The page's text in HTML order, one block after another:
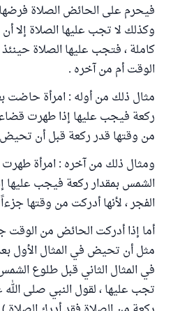
فيحرم على الحائض الصلاة فرضها
وكذلك لا تجب عليها الصلاة إلا
كاملة ، فتجب عليها الصلاة
الوقت أم من آخره .
مثال ذلك من أوله : امرأة حاضت
ركعة فيجب عليها إذا طهرت
من وقتها قدر ركعة قبل أن
ومثال ذلك من آخره : امرأة
الشمس بمقدار ركعة فيجب
الفجر ، لأنها أدركت من وقتها
أما إذا أدركت الحائض من الوقت
مثل أن تحيض في المثال الأول
في المثال الثاني قبل طلوع
تجب عليها ، لقول النبي صلى